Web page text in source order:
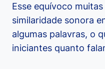
Esse equívoco
similaridade sonora
algumas palavras, o
iniciantes quanto